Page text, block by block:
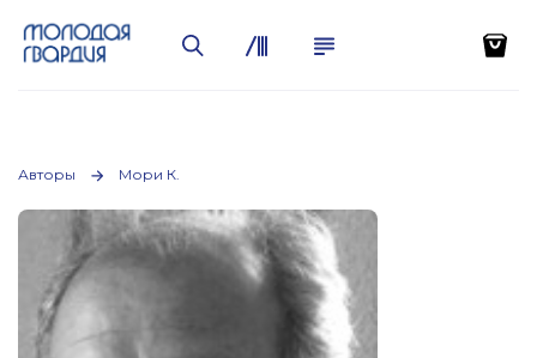
Авторы Мори К.